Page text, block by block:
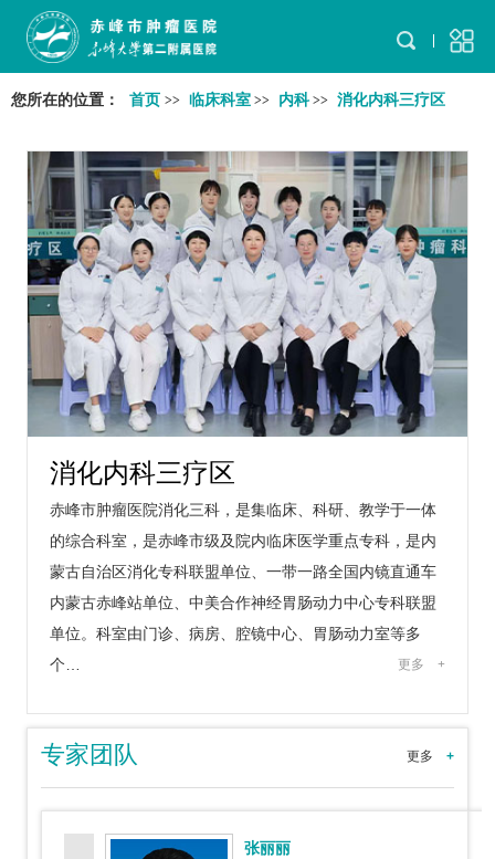
您所在的位置： 首页 >> 临床科室 >> 内科>> 消化内科三疗区
消化内科三疗区
赤峰市肿瘤医院消化三科，是集临床、科研、教学于一体
的综合科室，是赤峰市级及院内临床医学重点专科，是内
蒙古自治区消化专科联盟单位、一带一路全国内镜直通车
内蒙古赤峰站单位、中美合作神经胃肠动力中心专科联盟
单位。科室由门诊、病房、腔镜中心、胃肠动力室等多
个…
更多+
更多+
专家团队
张丽丽